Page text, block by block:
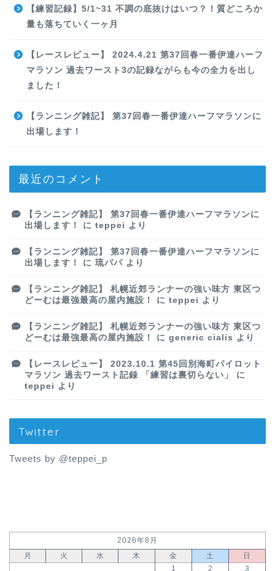
【練習記録】5/1~31 不調の底抜けはいつ？！質どころか
量も落ちていく一ヶ月
【レースレビュー】 2024.4.21 第37回春一番伊達ハーフ
マラソン 過去ワースト3の記録ながらも今の全力を出し
ました！
【ランニング雑記】 第37回春一番伊達ハーフマラソンに
出場します！
最近のコメント
【ランニング雑記】 第37回春一番伊達ハーフマラソンに
出場します！
に teppei より
【ランニング雑記】 第37回春一番伊達ハーフマラソンに
出場します！
に 琉パパ より
【ランニング雑記】 札幌近郊ランナーの強い味方 東区つ
どーむは最強最高の屋内施設！
に teppei より
【ランニング雑記】 札幌近郊ランナーの強い味方 東区つ
どーむは最強最高の屋内施設！
に generic cialis より
【レースレビュー】 2023.10.1 第45回別海町パイロット
マラソン 過去ワースト記録 「練習は裏切らない」
に
teppei より
Twitter
Tweets by @teppei_p
2026年8月
月
火 水 木 金 土
日
1
2 3